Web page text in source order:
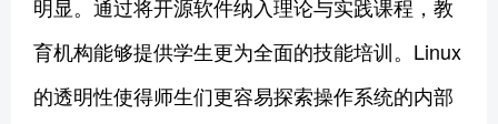
明显。通过将开源软件纳入理论与实践课程，教
育机构能够提供学生更为全面的技能培训。Linux
的透明性使得师生们更容易探索操作系统的内部